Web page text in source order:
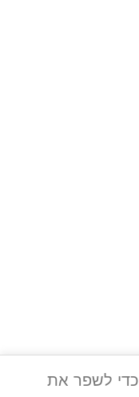
אנו משתמשים בקובצי Cookie כדי לשפר את